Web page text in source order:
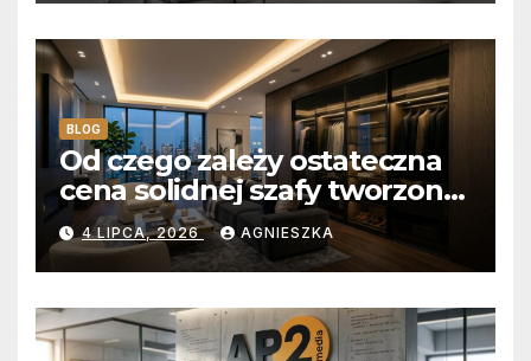
BLOG
Od czego zależy ostateczna
cena solidnej szafy tworzonej
na wymiar?
4 LIPCA, 2026 AGNIESZKA